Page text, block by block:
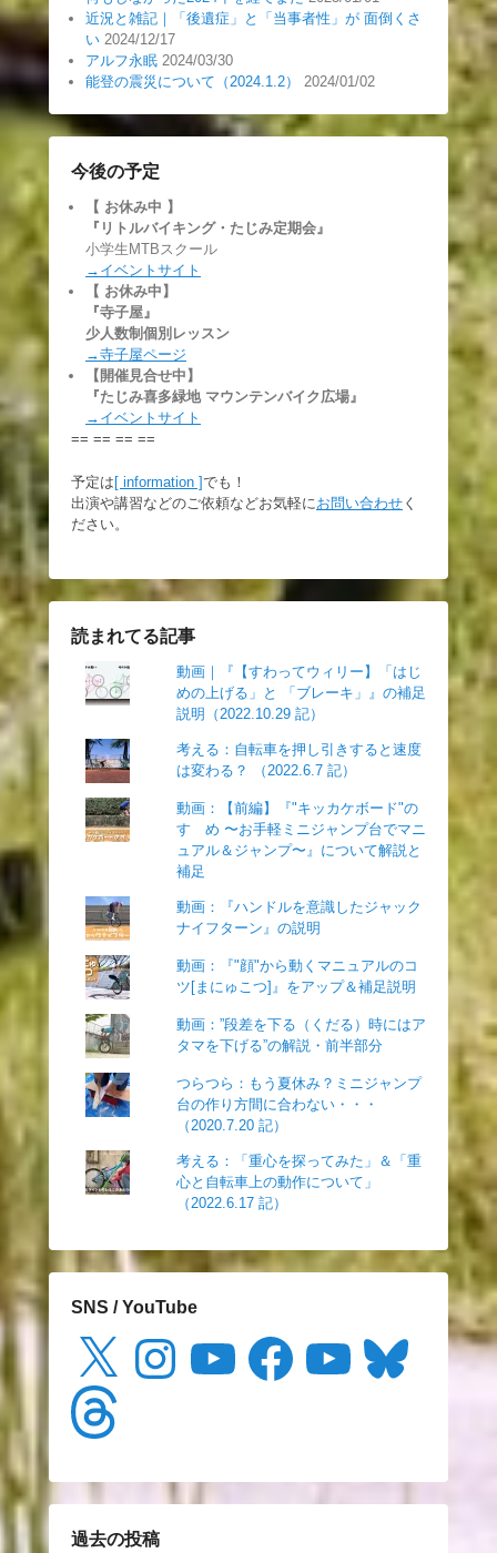
近況と雑記｜「後遺症」と「当事者性」が 面倒くさ
い 2024/12/17
アルフ永眠 2024/03/30
能登の震災について（2024.1.2）
2024/01/02
今後の予定
【 お休み中 】
『リトルバイキング・たじみ定期会』
小学生MTBスクール
→イベントサイト
【 お休み中】
『寺子屋』
少人数制個別レッスン
→寺子屋ページ
【開催見合せ中】
『たじみ喜多緑地 マウンテンバイク広場』
→イベントサイト
== == == ==
予定は[ information ]でも！
出演や講習などのご依頼などお気軽に お問い合わせ く
ださい。
読まれてる記事
動画｜『【すわってウィリー】「はじ
めの上げる」と 「ブレーキ」』の補足
説明（2022.10.29 記）
考える：自転車を押し引きすると速度
は変わる？ （2022.6.7 記）
動画：【前編】『"キッカケボード"の
すゝめ 〜お手軽ミニジャンプ台でマニ
ュアル＆ジャンプ〜』について解説と
補足
動画：『ハンドルを意識したジャック
ナイフターン』の説明
動画：『"顔"から動くマニュアルのコ
ツ[まにゅこつ]』をアップ＆補足説明
動画：”段差を下る（くだる）時にはア
タマを下げる”の解説・前半部分
つらつら：もう夏休み？ミニジャンプ
台の作り方間に合わない・・・
（2020.7.20 記）
考える：「重心を探ってみた」＆「重
心と自転車上の動作について」
（2022.6.17 記）
SNS / YouTube
Instagram Facebook Bluesky
Threads
過去の投稿